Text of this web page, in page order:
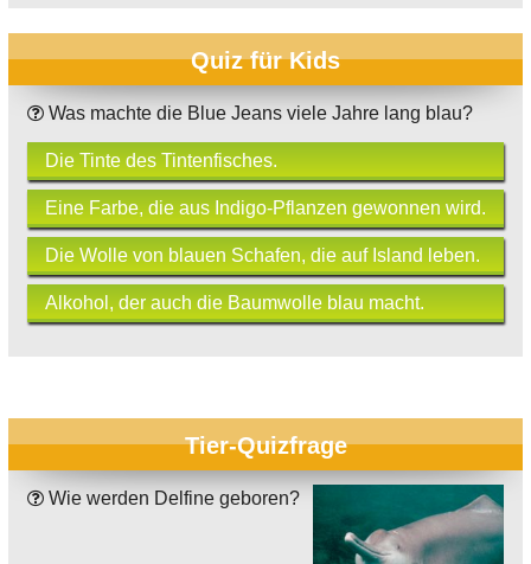
Quiz für Kids
Was machte die Blue Jeans viele Jahre lang blau?
Die Tinte des Tintenfisches.
Eine Farbe, die aus Indigo-Pflanzen gewonnen wird.
Die Wolle von blauen Schafen, die auf Island leben.
Alkohol, der auch die Baumwolle blau macht.
Tier-Quizfrage
Wie werden Delfine geboren?